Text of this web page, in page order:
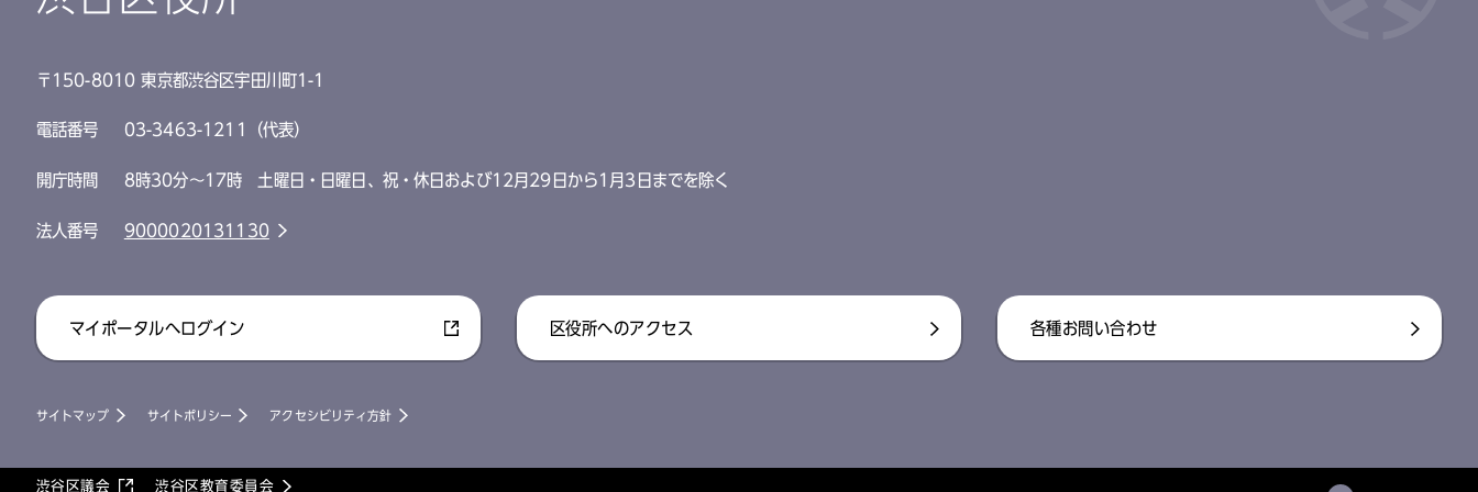
〒150-8010 東京都渋谷区宇田川町1-1
電話番号 03-3463-1211（代表）
開庁時間 8時30分～17時 土曜日・日曜日、祝・休日および12月29日から1月3日までを除く
法人番号 9000020131130
マイポータルへログイン 区役所へのアクセス 各種お問い合わせ
サイトマップ サイトポリシー アクセシビリティ方針
渋谷区議会 渋谷区教育委員会